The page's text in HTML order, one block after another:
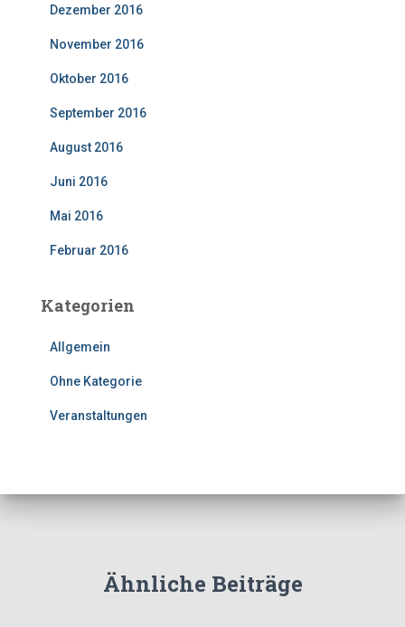
Dezember 2016
November 2016
Oktober 2016
September 2016
August 2016
Juni 2016
Mai 2016
Februar 2016
Kategorien
Allgemein
Ohne Kategorie
Veranstaltungen
Ähnliche Beiträge